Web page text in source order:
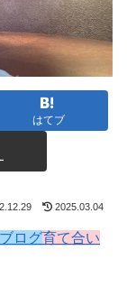
はてブ
2025.03.04
ログ育て合い